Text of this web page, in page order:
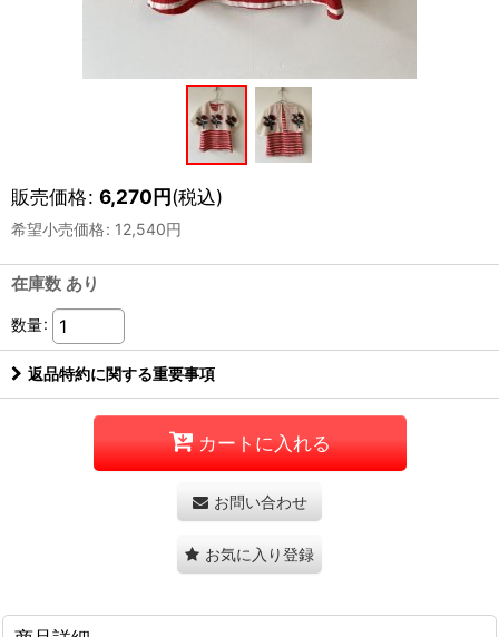
販売価格: 6,270円(税込)
希望小売価格: 12,540円
在庫数 あり
数量:
返品特約に関する重要事項
カートに入れる
お問い合わせ
お気に入り登録